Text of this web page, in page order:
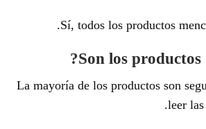
Sí, todos los productos
La mayoría de los productos son
leer